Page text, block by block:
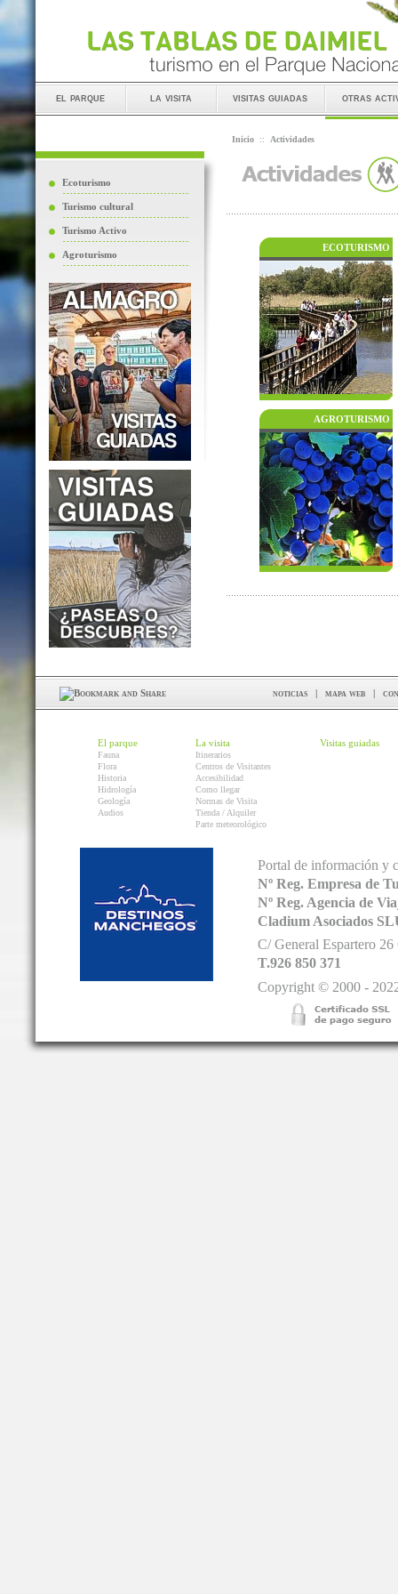
el parque la visita visitas guiadas otras
Ecoturismo
Turismo cultural
Turismo Activo
Agroturismo
Inicio :: Actividades
ECOTURISMO
AGROTURISMO
noticias | mapa web |
El parque
Fauna
Flora
Historia
Hidrología
Geología
Audios
La visita
Itinerarios
Centros de Visitantes
Accesibilidad
Como llegar
Normas de Visita
Tienda / Alquiler
Parte meteorológico
Visitas guiadas
Portal de información y
Nº Reg. Empresa de
Nº Reg. Agencia de
Cladium Asociados
C/ General Espartero
T.926 850 371
Copyright © 2000 -